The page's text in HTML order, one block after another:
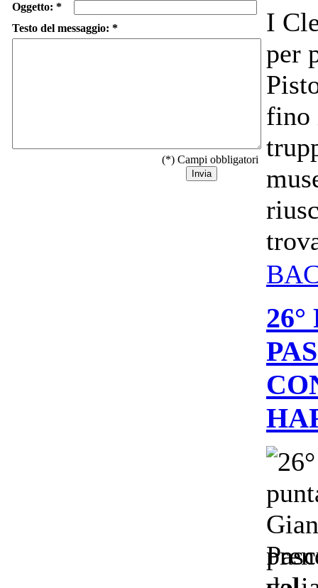
Oggetto: *
Testo del messaggio: *
(*) Campi obbligatori
I
per
fino